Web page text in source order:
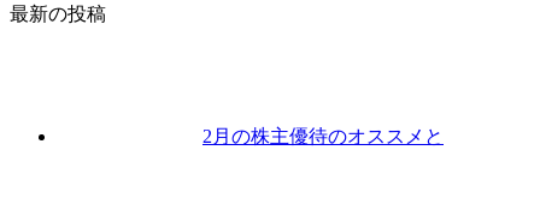
最新の投稿
2月の株主優待のオススメと